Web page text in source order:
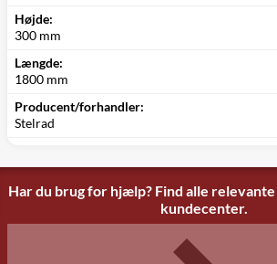
Højde:
300 mm
Længde:
1800 mm
Producent/forhandler:
Stelrad
Har du brug for hjælp? Find alle
kundecenter.